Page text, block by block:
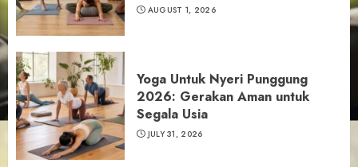
AUGUST 1, 2026
Yoga Untuk Nyeri Punggung
2026: Gerakan Aman untuk
Segala Usia
JULY 31, 2026